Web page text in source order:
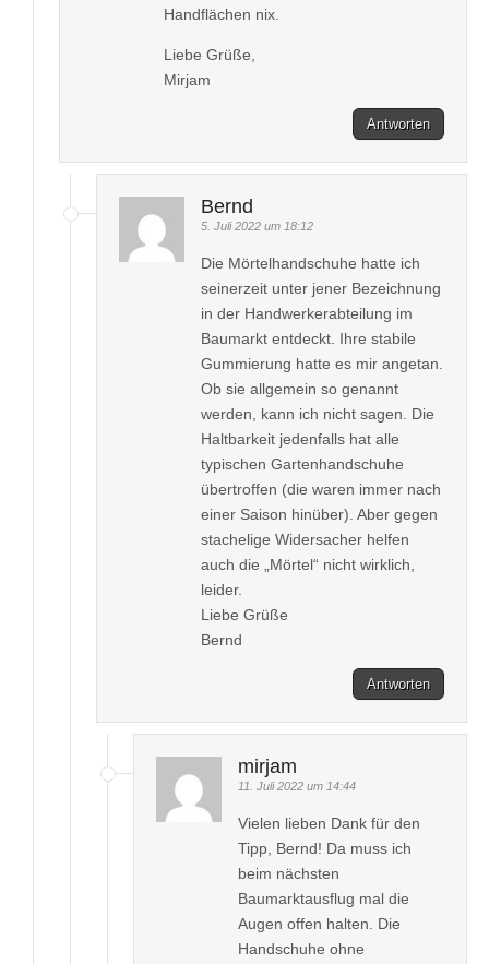
Handflächen nix.
Liebe Grüße,
Mirjam
Antworten
Bernd
5. Juli 2022 um 18:12
Die Mörtelhandschuhe hatte ich
seinerzeit unter jener Bezeichnung
in der Handwerkerabteilung im
Baumarkt entdeckt. Ihre stabile
Gummierung hatte es mir angetan.
Ob sie allgemein so genannt
werden, kann ich nicht sagen. Die
Haltbarkeit jedenfalls hat alle
typischen Gartenhandschuhe
übertroffen (die waren immer nach
einer Saison hinüber). Aber gegen
stachelige Widersacher helfen
auch die „Mörtel“ nicht wirklich,
leider.
Liebe Grüße
Bernd
Antworten
mirjam
11. Juli 2022 um 14:44
Vielen lieben Dank für den
Tipp, Bernd! Da muss ich
beim nächsten
Baumarktausflug mal die
Augen offen halten. Die
Handschuhe ohne